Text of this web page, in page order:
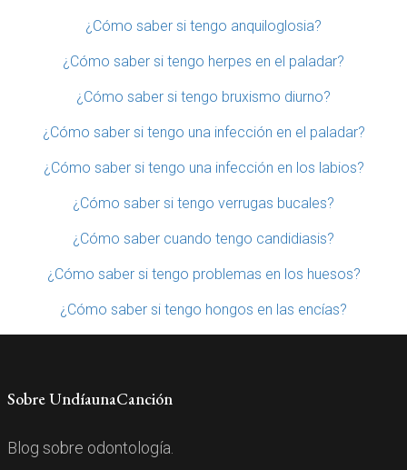
¿Cómo saber si tengo anquiloglosia?
¿Cómo saber si tengo herpes en el paladar?
¿Cómo saber si tengo bruxismo diurno?
¿Cómo saber si tengo una infección en el paladar?
¿Cómo saber si tengo una infección en los labios?
¿Cómo saber si tengo verrugas bucales?
¿Cómo saber cuando tengo candidiasis?
¿Cómo saber si tengo problemas en los huesos?
¿Cómo saber si tengo hongos en las encías?
Sobre UndíaunaCanción
Blog sobre odontología.